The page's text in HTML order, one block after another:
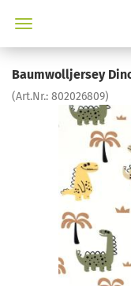
Baumwolljersey
(Art.Nr.: 802026809)